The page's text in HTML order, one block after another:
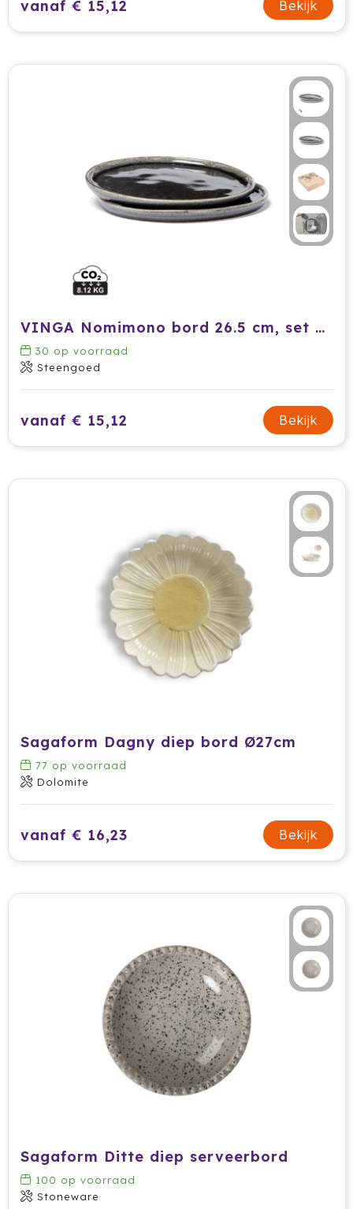
vanaf € 15,12 Bekijk
VINGA Nomimono bord 26.5 cm, set van 2 stuks
30 op voorraad
Steengoed
vanaf € 15,12 Bekijk
Sagaform Dagny diep bord Ø27cm
77 op voorraad
Dolomite
vanaf € 16,23 Bekijk
Sagaform Ditte diep serveerbord
100 op voorraad
Stoneware